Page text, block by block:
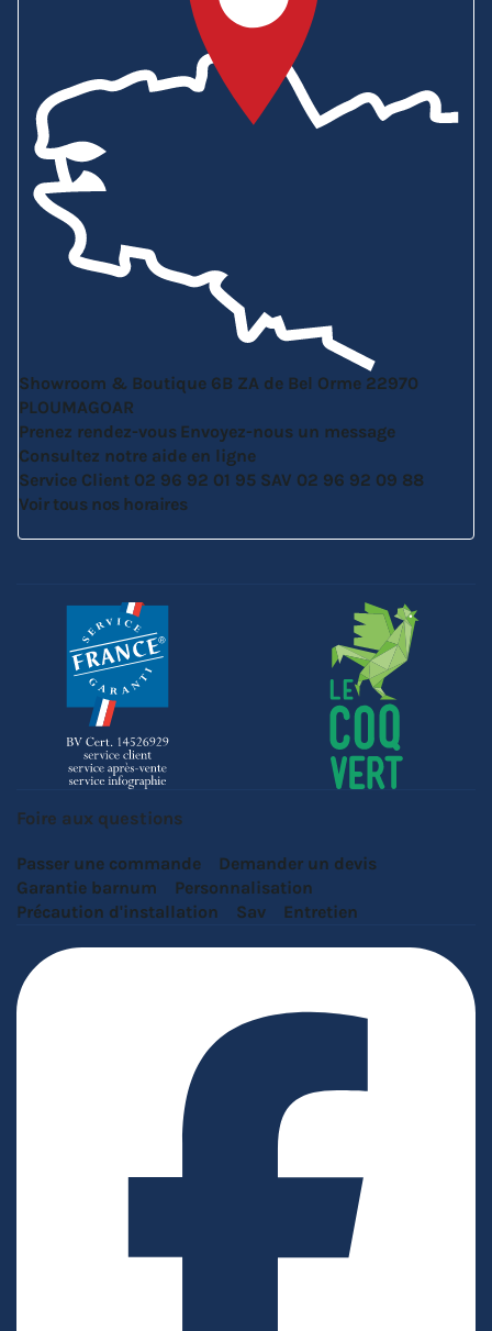
Showroom & Boutique 6B ZA de Bel Orme 22970
PLOUMAGOAR
Prenez rendez-vous Envoyez-nous un message
Consultez notre aide en ligne
Service Client 02 96 92 01 95 SAV 02 96 92 09 88
Voir tous nos horaires
Foire aux questions
Passer une commande
Demander un devis
Garantie barnum
Personnalisation
Précaution d'installation
Sav Entretien